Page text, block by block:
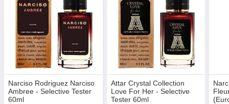
Narciso Rodriguez Narciso
Ambree - Selective Tester
60ml
Attar Crystal Collection
Love For Her - Selective
Tester 60ml